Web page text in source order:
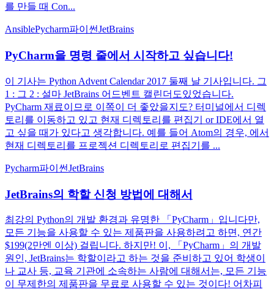
를 만들 때 Con...
AnsiblePycharm파이썬JetBrains
PyCharm을 명령 줄에서 시작하고 싶습니다!
이 기사는 Python Advent Calendar 2017 둘째 날 기사입니다. 그
1 : 그 2 : 설마 JetBrains 어드벤트 캘린더도있었습니다.
PyCharm 재료이므로 이쪽이 더 좋았을지도? 터미널에서 디렉
토리를 이동하고 있고 현재 디렉토리를 편집기 or IDE에서 열
고 싶을 때가 있다고 생각합니다. 예를 들어 Atom의 경우, 에서
현재 디렉토리를 프로젝션 디렉토리로 편집기를 ...
Pycharm파이썬JetBrains
JetBrains의 학할 신청 방법에 대해서
최강의 Python의 개발 환경과 유명한 「PyCharm」입니다만,
모든 기능을 사용할 수 있는 제품판을 사용하려고 하면, 연간
$199(2만엔 이상) 걸립니다. 하지만! 이, 「PyCharm」의 개발
원인, JetBrains는 학할이라고 하는 것을 준비하고 있어 학생이
나 교사 등, 교육 기관에 소속하는 사람에 대해서는, 모든 기능
이 무제한의 제품판을 무료로 사용할 수 있는 것이다! 어차피